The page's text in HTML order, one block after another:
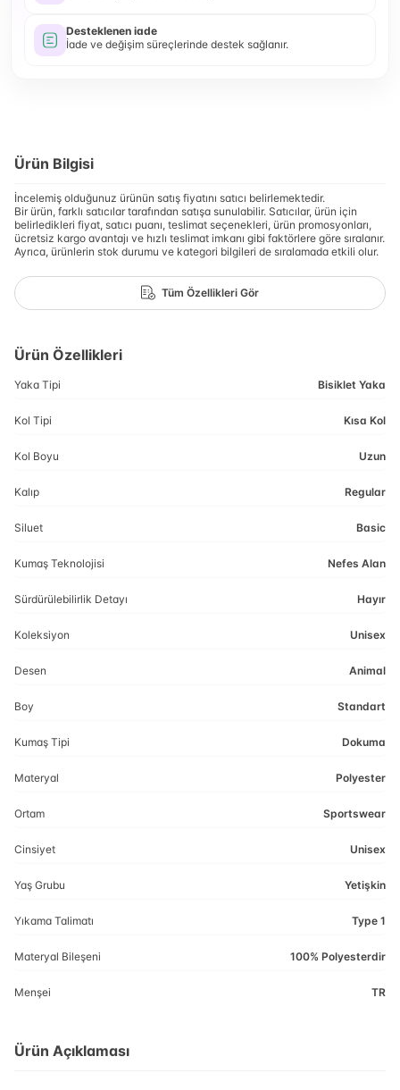
Desteklenen iade
İade ve değişim süreçlerinde destek sağlanır.
Ürün Bilgisi
İncelemiş olduğunuz ürünün satış fiyatını satıcı belirlemektedir.
Bir ürün, farklı satıcılar tarafından satışa sunulabilir. Satıcılar, ürün için
belirledikleri fiyat, satıcı puanı, teslimat seçenekleri, ürün promosyonları,
ücretsiz kargo avantajı ve hızlı teslimat imkanı gibi faktörlere göre sıralanır.
Ayrıca, ürünlerin stok durumu ve kategori bilgileri de sıralamada etkili olur.
Tüm Özellikleri Gör
Ürün Özellikleri
Yaka Tipi Bisiklet Yaka
Kol Tipi Kısa Kol
Kol Boyu Uzun
Kalıp Regular
Siluet Basic
Kumaş Teknolojisi Nefes Alan
Sürdürülebilirlik Detayı Hayır
Koleksiyon Unisex
Desen Animal
Boy Standart
Kumaş Tipi Dokuma
Materyal Polyester
Ortam Sportswear
Cinsiyet Unisex
Yaş Grubu Yetişkin
Yıkama Talimatı Type 1
Materyal Bileşeni 100% Polyesterdir
Menşei TR
Ürün Açıklaması